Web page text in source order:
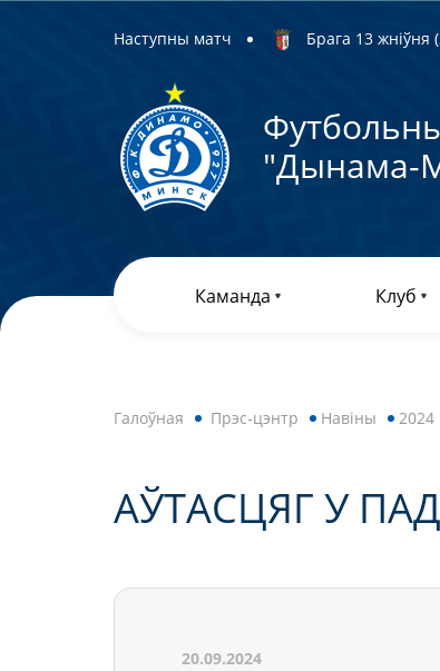
Наступны матч Брага 13 жніўня
"Дынама-
Каманда Клуб
Галоўная Прэс-цэнтр Навiны 2024
АЎТАСЦЯГ У
20.09.2024